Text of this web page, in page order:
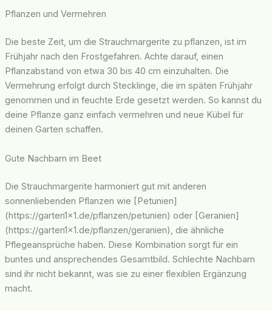
Pflanzen und Vermehren
Die beste Zeit, um die Strauchmargerite zu pflanzen, ist im
Frühjahr nach den Frostgefahren. Achte darauf, einen
Pflanzabstand von etwa 30 bis 40 cm einzuhalten. Die
Vermehrung erfolgt durch Stecklinge, die im späten Frühjahr
genommen und in feuchte Erde gesetzt werden. So kannst du
deine Pflanze ganz einfach vermehren und neue Kübel für
deinen Garten schaffen.
Gute Nachbarn im Beet
Die Strauchmargerite harmoniert gut mit anderen
sonnenliebenden Pflanzen wie [Petunien]
(https://garten1x1.de/pflanzen/petunien) oder [Geranien]
(https://garten1x1.de/pflanzen/geranien), die ähnliche
Pflegeansprüche haben. Diese Kombination sorgt für ein
buntes und ansprechendes Gesamtbild. Schlechte Nachbarn
sind ihr nicht bekannt, was sie zu einer flexiblen Ergänzung
macht.